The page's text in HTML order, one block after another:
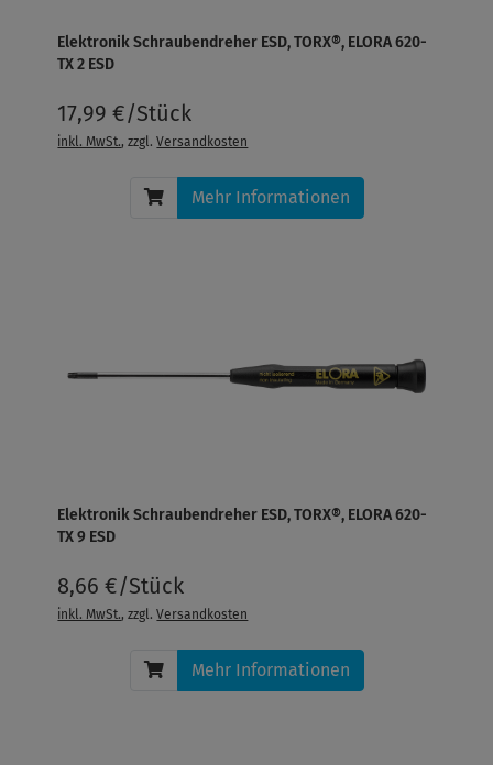
Elektronik Schraubendreher ESD, TORX®, ELORA 620-
TX 2 ESD
17,99 €/Stück
inkl. MwSt., zzgl.Versandkosten
Mehr Informationen
Elektronik Schraubendreher ESD, TORX®, ELORA 620-
TX 9 ESD
8,66 €/Stück
inkl. MwSt., zzgl.Versandkosten
Mehr Informationen